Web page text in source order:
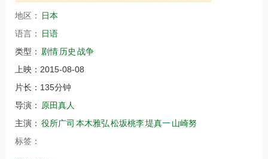
地区：
日本
语言：
日语
类型： 剧情 历史 战争
上映： 2015-08-08
片长： 135分钟
导演：
原田真人
主演： 役所广司 本木雅弘松坂桃李堤真一山崎努
标签：